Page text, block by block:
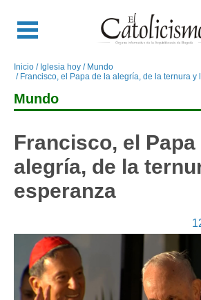
contenido
Sobrescribir
de
a
la
navegación
Inicio Iglesia hoy
Mundo
Francisco, el Papa de la alegría, de la ternura y
Mundo
Francisco, el Papa
alegría, de la
esperanza